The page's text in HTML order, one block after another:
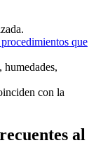
que
con la
al